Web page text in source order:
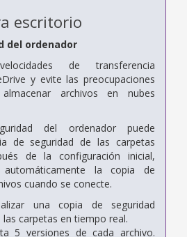
escritorio
del ordenador
de transferencia
y evite las preocupaciones
archivos en nubes
del ordenador puede
de seguridad de las carpetas
de la configuración inicial,
automáticamente la copia de
cuando se conecte.
una copia de seguridad
carpetas en tiempo real.
5 versiones de cada archivo.